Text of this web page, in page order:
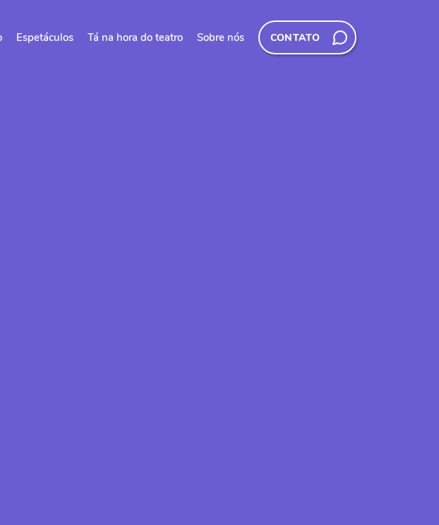
Espetáculos Tá na hora do teatro Sobre nós CONTATO